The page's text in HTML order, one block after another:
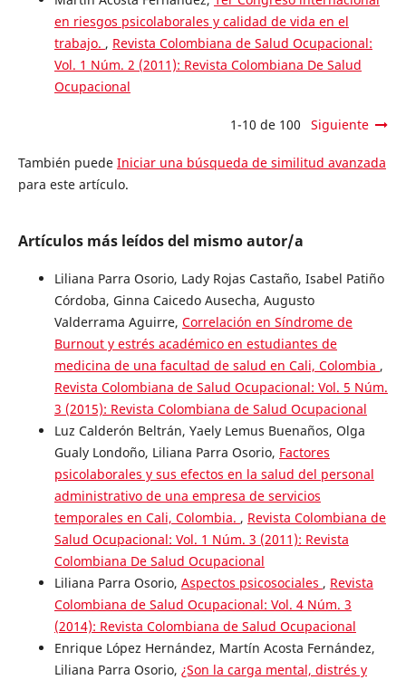
en riesgos psicolaborales y calidad de vida en el
trabajo. , Revista Colombiana de Salud Ocupacional:
Vol. 1 Núm. 2 (2011): Revista Colombiana De Salud
Ocupacional
1-10 de 100 Siguiente
También puede Iniciar una búsqueda de similitud avanzada
para este artículo.
Artículos más leídos del mismo autor/a
Liliana Parra Osorio, Lady Rojas Castaño, Isabel Patiño
Córdoba, Ginna Caicedo Ausecha, Augusto
Valderrama Aguirre, Correlación en Síndrome de
Burnout y estrés académico en estudiantes de
medicina de una facultad de salud en Cali, Colombia ,
Revista Colombiana de Salud Ocupacional: Vol. 5 Núm.
3 (2015): Revista Colombiana de Salud Ocupacional
Luz Calderón Beltrán, Yaely Lemus Buenaños, Olga
Gualy Londoño, Liliana Parra Osorio, Factores
psicolaborales y sus efectos en la salud del personal
administrativo de una empresa de servicios
temporales en Cali, Colombia. , Revista Colombiana de
Salud Ocupacional: Vol. 1 Núm. 3 (2011): Revista
Colombiana De Salud Ocupacional
Liliana Parra Osorio, Aspectos psicosociales , Revista
Colombiana de Salud Ocupacional: Vol. 4 Núm. 3
(2014): Revista Colombiana de Salud Ocupacional
Enrique López Hernández, Martín Acosta Fernández,
Liliana Parra Osorio, ¿Son la carga mental, distrés y